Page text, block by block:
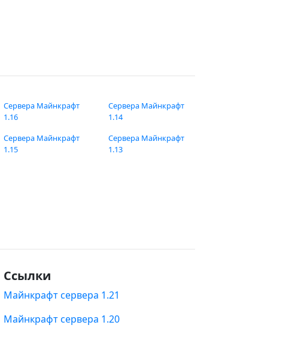
Сервера Майнкрафт
1.16
Сервера Майнкрафт
1.15
Сервера Майнкрафт
1.14
Сервера Майнкрафт
1.13
Ссылки
Майнкрафт сервера 1.21
Майнкрафт сервера 1.20